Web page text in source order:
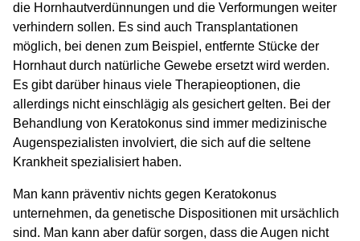
die Hornhautverdünnungen und die Verformungen weiter
verhindern sollen. Es sind auch Transplantationen
möglich, bei denen zum Beispiel, entfernte Stücke der
Hornhaut durch natürliche Gewebe ersetzt wird werden.
Es gibt darüber hinaus viele Therapieoptionen, die
allerdings nicht einschlägig als gesichert gelten. Bei der
Behandlung von Keratokonus sind immer medizinische
Augenspezialisten involviert, die sich auf die seltene
Krankheit spezialisiert haben.
Man kann präventiv nichts gegen Keratokonus
unternehmen, da genetische Dispositionen mit ursächlich
sind. Man kann aber dafür sorgen, dass die Augen nicht